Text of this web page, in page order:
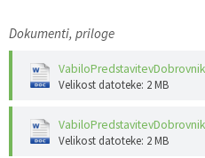
Dokumenti, priloge
Velikost datoteke: 2 MB
Velikost datoteke: 2 MB